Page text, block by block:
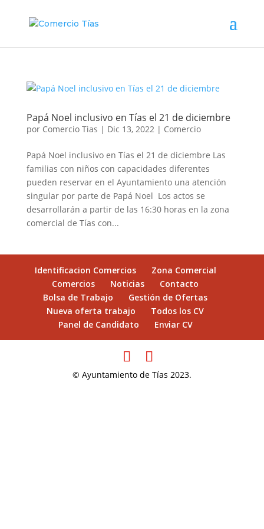
Papá Noel inclusivo en Tías el 21 de diciembre
por Comercio Tias | Dic 13, 2022| Comercio
Papá Noel inclusivo en Tías el 21 de diciembre Las
familias con niños con capacidades diferentes
pueden reservar en el Ayuntamiento una atención
singular por parte de Papá Noel Los actos se
desarrollarán a partir de las 16:30 horas en la zona
comercial de Tías con...
Identificacion Comercios
Zona Comercial
Comercios
Noticias
Contacto
Bolsa de Trabajo
Gestión de Ofertas
Nueva oferta trabajo
Todos los CV
Panel de Candidato
Enviar CV
© Ayuntamiento de Tías 2023.